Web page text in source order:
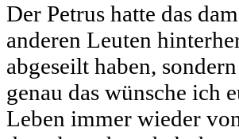
Der Petrus hatte das
anderen Leuten
abgeseilt haben,
genau das wünsche ich
Leben immer wieder